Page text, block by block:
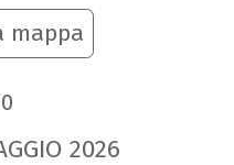
mappa
2026